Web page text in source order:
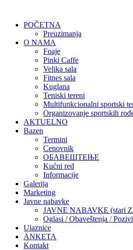
POČETNA
Preuzimanja
O NAMA
Foaje
Pinki Caffe
Velika sala
Fitnes sala
Kuglana
Teniski tereni
Multifunkcionalni sportski
Organizovanje sportskih
AKTUELNO
Bazen
Termini
Cenovnik
ОБАВЕШТЕЊЕ
Kućni red
Informacije
Galerija
Marketing
Javne nabavke
JAVNE NABAVKE (stari
Oglasi / Obaveštenja / Pozivi
Ulaznice
ANKETA
Kontakt